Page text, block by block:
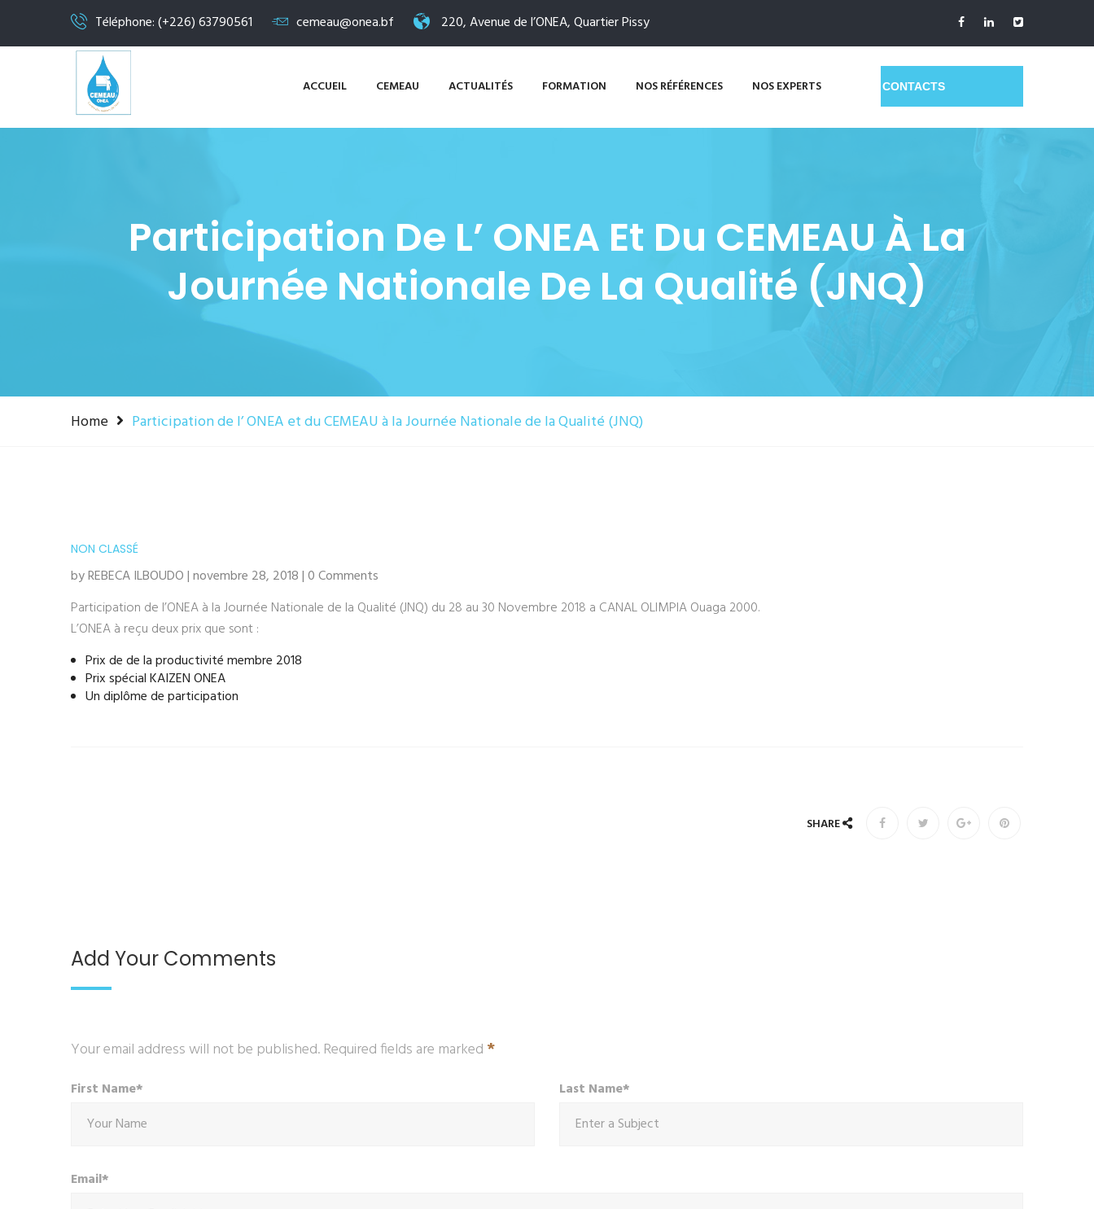
Téléphone: (+226) 63790561 cemeau@onea.bf 220, Avenue de l’ONEA, Quartier Pissy
ACCUEIL CEMEAU ACTUALITÉS FORMATION NOS RÉFÉRENCES NOS EXPERTS GET A QUOTE
Participation De L’ ONEA Et Du CEMEAU À La
Journée Nationale De La Qualité (JNQ)
Home Participation de l’ ONEA et du CEMEAU à la Journée Nationale de la Qualité (JNQ)
NON CLASSÉ
by REBECA ILBOUDO | novembre 28, 2018 | 0 Comments
Participation de l’ONEA à la Journée Nationale de la Qualité (JNQ) du 28 au 30 Novembre 2018 a CANAL OLIMPIA Ouaga 2000.
L’ONEA à reçu deux prix que sont :
Prix de de la productivité membre 2018
Prix spécial KAIZEN ONEA
Un diplôme de participation
SHARE
Add Your Comments
Your email address will not be published. Required fields are marked *
First Name* Last Name*
Email*